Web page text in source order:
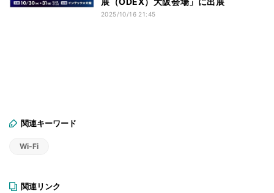
2025/10/16 21:45
関連キーワード
Wi-Fi
関連リンク